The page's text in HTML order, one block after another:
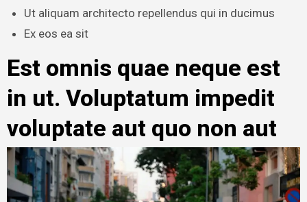
Ut aliquam architecto repellendus qui in ducimus
Ex eos ea sit
Est omnis quae neque est
in ut. Voluptatum impedit
voluptate aut quo non aut